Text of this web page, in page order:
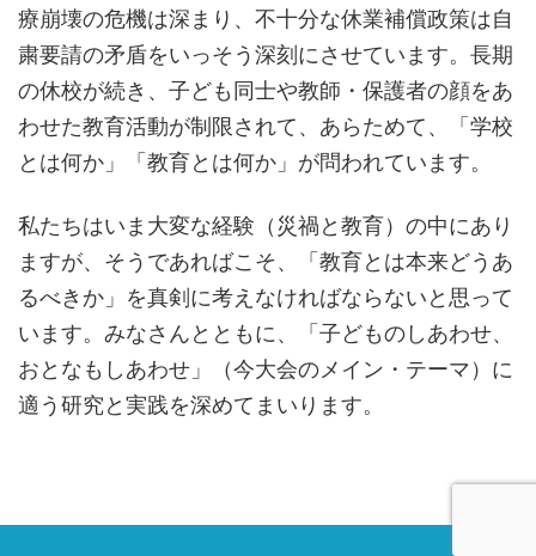
療崩壊の危機は深まり、不十分な休業補償政策は自
粛要請の矛盾をいっそう深刻にさせています。長期
の休校が続き、子ども同士や教師・保護者の顔をあ
わせた教育活動が制限されて、あらためて、「学校
とは何か」「教育とは何か」が問われています。
私たちはいま大変な経験（災禍と教育）の中にあり
ますが、そうであればこそ、「教育とは本来どうあ
るべきか」を真剣に考えなければならないと思って
います。みなさんとともに、「子どものしあわせ、
おとなもしあわせ」（今大会のメイン・テーマ）に
適う研究と実践を深めてまいります。